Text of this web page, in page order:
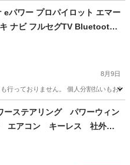
車両
eパワー プロパイロット エマー
ナビ フルセグTV Bluetooth
ター アラウンドビューモニタ
テリキー シートヒーター LE
コ
8月9日
行っておりません。 個人分割払いもお
ーステアリング パワーウィン
エアコン キーレス 社外ナ
ＴＣ 社外ＡＷ （検9.12）